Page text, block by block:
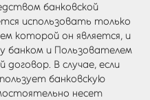
банковской
использовать только
которой он является, и
банком и Пользователем
В случае, если
банковскую
несет